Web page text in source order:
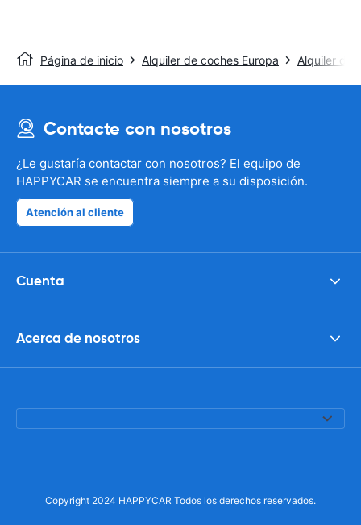
Página de inicio Alquiler de coches Europa Alquiler de
Contacte con nosotros
¿Le gustaría contactar con nosotros? El equipo de
HAPPYCAR se encuentra siempre a su disposición.
Atención al cliente
Cuenta
Acerca de nosotros
Copyright 2024 HAPPYCAR Todos los derechos reservados.